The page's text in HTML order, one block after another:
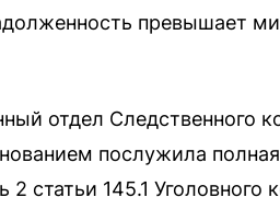
превышает
отдел Следственного
послужила
статьи 145.1 Уголовного